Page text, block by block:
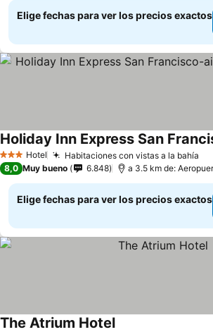
Elige fechas para ver los precios exactos
3 Estrellas
Hotel Habitaciones con vistas a la bahía
8,0 Muy bueno 6.848
Elige fechas para ver los precios exactos
The Atrium Hotel